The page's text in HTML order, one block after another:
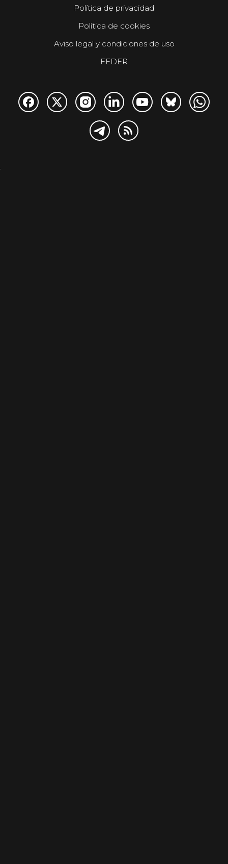
Política de privacidad
Política de cookies
Aviso legal y condiciones de uso
FEDER